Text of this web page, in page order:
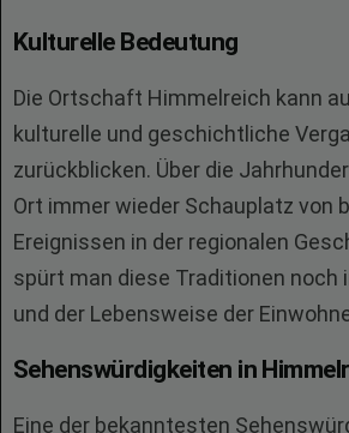
Kulturelle Bedeutung
Die Ortschaft Himmelreich kann
kulturelle und geschichtliche
zurückblicken. Über die
Ort immer wieder Schauplatz von
Ereignissen in der regionalen
spürt man diese Traditionen noch
und der Lebensweise der
Sehenswürdigkeiten in
Eine der bekanntesten